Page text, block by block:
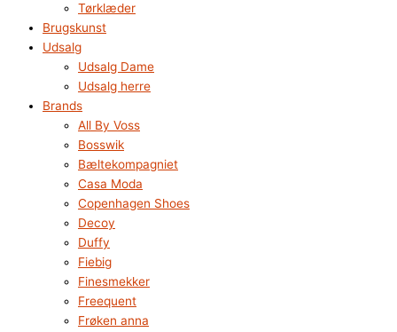
Tørklæder
Brugskunst
Udsalg
Udsalg Dame
Udsalg herre
Brands
All By Voss
Bosswik
Bæltekompagniet
Casa Moda
Copenhagen Shoes
Decoy
Duffy
Fiebig
Finesmekker
Freequent
Frøken anna